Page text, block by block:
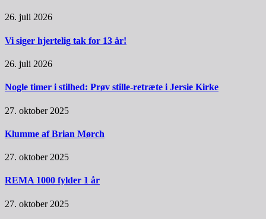
26. juli 2026
Vi siger hjertelig tak for 13 år!
26. juli 2026
Nogle timer i stilhed: Prøv stille-retræte i Jersie Kirke
27. oktober 2025
Klumme af Brian Mørch
27. oktober 2025
REMA 1000 fylder 1 år
27. oktober 2025